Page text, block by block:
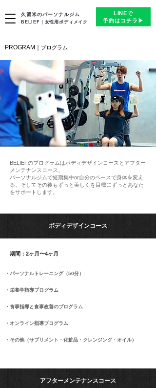
久留米のパーソナルジム
BELIEF｜女性用ボディメイク
LINEで
予約はコチラ▶︎
​PROGRAM｜ ​プログラム
BELIEFのプログラムはボディデザインコースとアフター
メンテナンスコース。
パーソナルジムで短期集中or自分のペースで身体を変え
る。そしてその後もずっと美しくを目標にずっとあなた
をサポートします。
​ボディデザインコース
​期間：2ヶ月〜4ヶ月
​・パーソナルトレーニング（50分）
​・栄養学指導プログラム
​・食事指導と食事改善のプログラム
​・オンライン指導プログラム
​・その他（サプリメント・化粧品・クレンジング・オイル）
​アフターメンテナンスコース